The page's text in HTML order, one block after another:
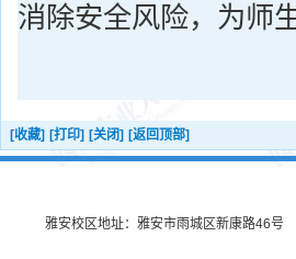
消除安全风险，为师
[收藏] [打印] [关闭] [返回顶部]
雅安校区地址：雅安市雨城区新康路46